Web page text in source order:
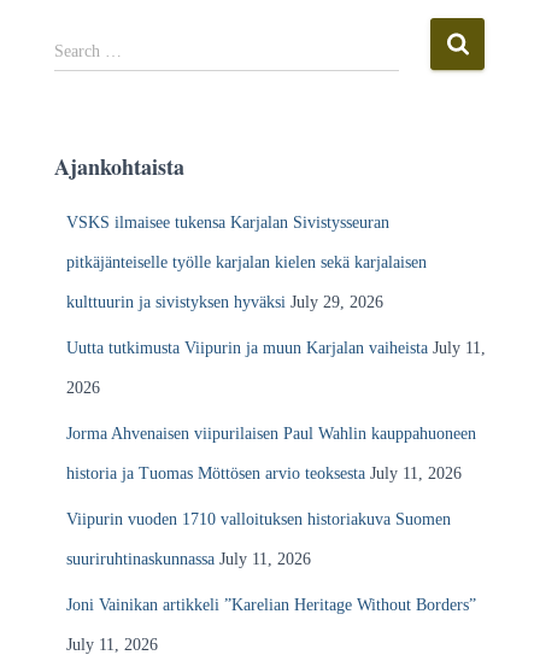
k
S
e
h
Search …
Ajankohtaista
VSKS ilmaisee tukensa Karjalan Sivistysseuran
pitkäjänteiselle työlle karjalan kielen sekä karjalaisen
kulttuurin ja sivistyksen hyväksi July 29, 2026
Uutta tutkimusta Viipurin ja muun Karjalan vaiheista July 11,
2026
Jorma Ahvenaisen viipurilaisen Paul Wahlin kauppahuoneen
historia ja Tuomas Möttösen arvio teoksesta July 11, 2026
Viipurin vuoden 1710 valloituksen historiakuva Suomen
suuriruhtinaskunnassa July 11, 2026
Joni Vainikan artikkeli ”Karelian Heritage Without Borders”
July 11, 2026